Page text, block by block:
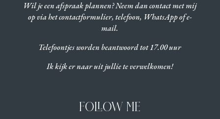
Wil je een afspraak plannen? Neem dan contact met mij
op via het contactformulier, telefoon, WhatsApp of e-
mail.
Telefoontjes worden beantwoord tot 17.00 uur
Ik kijk er naar uit jullie te verwelkomen!
FOLLOW ME